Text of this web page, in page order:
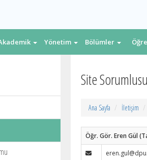
Yönetim Bölümler
Site Sorumlusu
Ana Sayfa İletişim
Öğr. Gör. Eren Gül